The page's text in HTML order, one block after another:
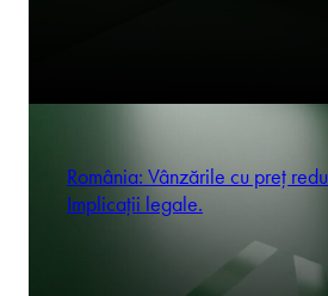
România: Vânzările cu preț
Implicații legale.